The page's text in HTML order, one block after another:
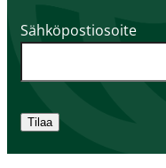
Sähköpostiosoite
Tilaa